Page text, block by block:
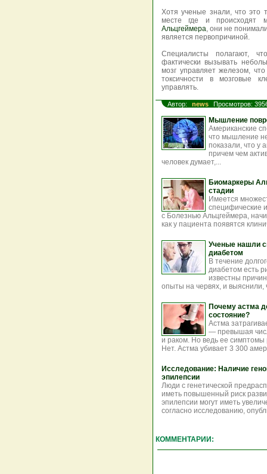
Хотя ученые знали, что это
месте где и происходят
Альцгеймера, они не
является первопричиной.
Специалисты полагают,
фактически вызывать
мозг управляет железом,
токсичности в мозговые
управлять.
Автор: news Просмотров:
Мышление
Американские
что мышление
показали, что у
причем чем
человек думает,...
Биомаркеры
стадии
Имеется
специфические
с Болезнью Альцгеймера,
как у пациента появятся
Ученые нашли
диабетом
В течение
диабетом есть
известны
опыты на червях, и выяснили,
Почему астма
состояние?
Астма
— превышая
и раком. Но ведь ее симптомы
Нет. Астма убивает 3 300
Исследование: Наличие
эпилепсии
Люди с генетической
иметь повышенный риск
эпилепсии могут иметь
согласно исследованию,
КОММЕНТАРИИ: